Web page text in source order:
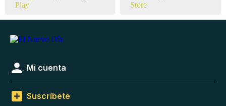
Mi cuenta
Suscríbete